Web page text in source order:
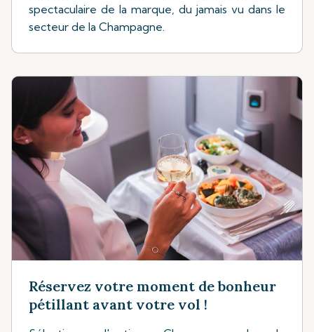
spectaculaire de la marque, du jamais vu dans le
secteur de la Champagne.
Réservez votre moment de bonheur
pétillant avant votre vol !